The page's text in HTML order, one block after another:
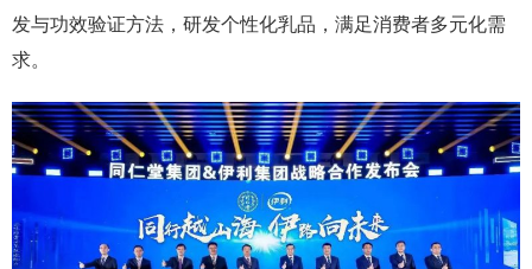
发与功效验证方法，研发个性化乳品，满足消费者多元化需
求。